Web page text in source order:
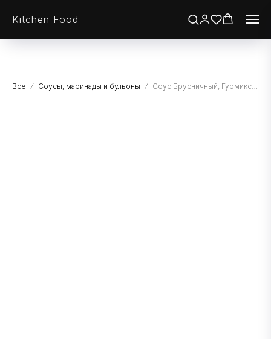
Kitchen Food
Все Соусы, маринады и бульоны Соус Брусничный, Гурмикс, 2 кг